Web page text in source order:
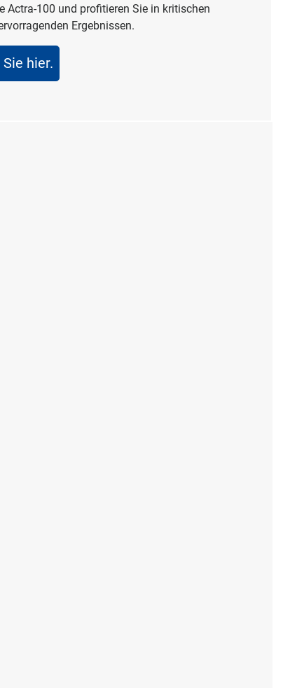
Actra-100 und profitieren Sie in kritischen
Ergebnissen.
hier.